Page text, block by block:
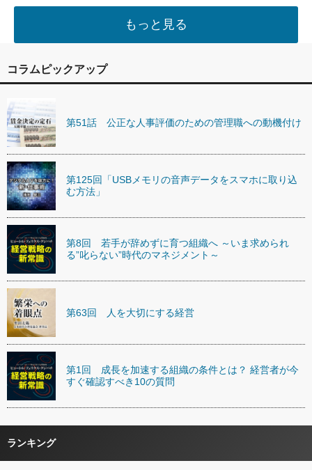
もっと見る
コラムピックアップ
第51話 公正な人事評価のための管理職への動機付け
第125回「USBメモリの音声データをスマホに取り込
む方法」
第8回 若手が辞めずに育つ組織へ ～いま求められ
る”叱らない”時代のマネジメント～
第63回 人を大切にする経営
第1回 成長を加速する組織の条件とは？ 経営者が今
すぐ確認すべき10の質問
ランキング